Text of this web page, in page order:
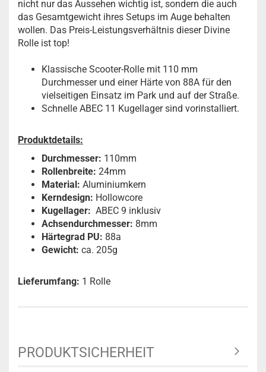
nicht nur das Aussehen wichtig ist, sondern die auch
das Gesamtgewicht ihres Setups im Auge behalten
wollen. Das Preis-Leistungsverhältnis dieser Divine
Rolle ist top!
Klassische Scooter-Rolle mit 110 mm
Durchmesser und einer Härte von 88A für den
vielseitigen Einsatz im Park und auf der Straße.
Schnelle ABEC 11 Kugellager sind vorinstalliert.
Produktdetails:
Durchmesser: 110mm
Rollenbreite: 24mm
Material: Aluminiumkern
Kerndesign: Hollowcore
Kugellager: ABEC 9 inklusiv
Achsendurchmesser: 8mm
Härtegrad PU: 88a
Gewicht: ca. 205g
Lieferumfang: 1 Rolle
PRODUKTSICHERHEIT